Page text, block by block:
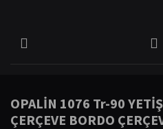
OPALİN 1076 Tr-90
ÇERÇEVE BORDO